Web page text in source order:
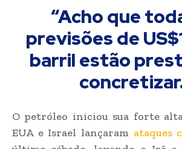
“Acho que
previsões de
barril estão
O petróleo iniciou sua forte
EUA e Israel lançaram ataques